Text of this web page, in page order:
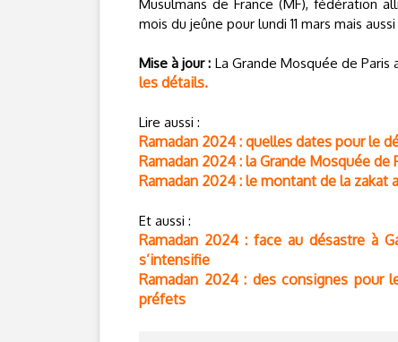
Musulmans de France (MF), fédération
mois du jeûne pour lundi 11 mars mais aussi
Mise à jour : La Grande Mosquée de
les détails.
Lire aussi :
Ramadan 2024 : quelles dates pour le
Ramadan 2024 : la Grande Mosquée
Ramadan 2024 : le montant de la
Et aussi :
Ramadan 2024 : face au désastre à
s’intensifie
Ramadan 2024 : des consignes pour
préfets